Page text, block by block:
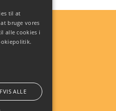
Vejle
til at
bruge vores
alle cookies i
ALLE